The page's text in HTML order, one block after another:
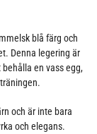
blå färg och
Denna legering är
en vass egg,
och är inte bara
och elegans.